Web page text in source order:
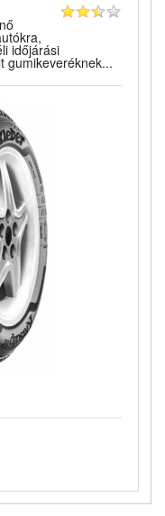
időjárási
gumikeveréknek...